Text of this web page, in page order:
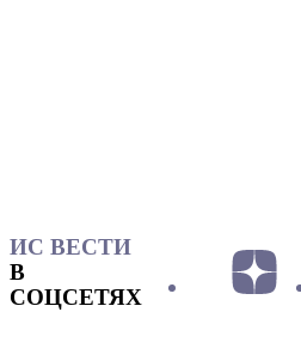
ИС ВЕСТИ
В
СОЦСЕТЯХ